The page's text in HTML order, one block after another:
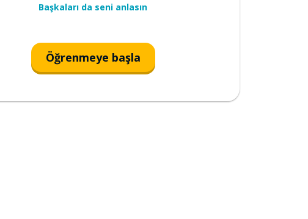
Başkaları da seni anlasın
Öğrenmeye başla